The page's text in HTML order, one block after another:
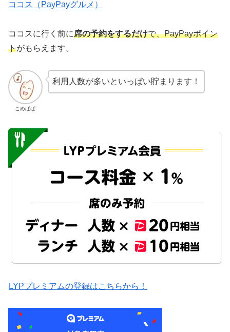
ココス（PayPayグルメ）
ココスに行く前に席の予約をするだけで、PayPayポイン
トがもらえます。
こめぱぱ
利用人数が多いといっぱい貯まります！
LYPプレミアムの登録はこちらから！